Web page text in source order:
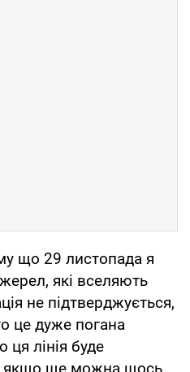
що 29 листопада я
які вселяють
не підтверджується,
це дуже погана
лінія буде
якщо ще можна щось